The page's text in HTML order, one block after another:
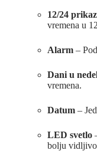
12/24
vremena u
Alarm –
Dani u
vremena.
Datum –
LED svetlo
bolju